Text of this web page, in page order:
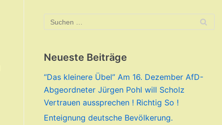
Neueste Beiträge
“Das kleinere Übel” Am 16. Dezember AfD-
Abgeordneter Jürgen Pohl will Scholz
Vertrauen aussprechen ! Richtig So !
Enteignung deutsche Bevölkerung.